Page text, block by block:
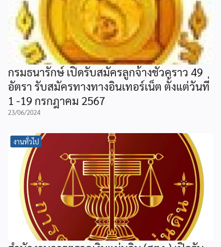
กรมธนารักษ์ เปิดรับสมัครลูกจ้างชั่วคราว 49
อัตรา รับสมัครทางทางอินเทอร์เน็ต ตั้งแต่วันที่
1 -19 กรกฎาคม 2567
23/06/2024
งานทั่วไป